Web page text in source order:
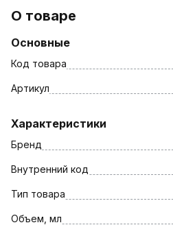
О товаре
Основные
Код товара
Артикул
Характеристики
Бренд
Внутренний код
Тип товара
Объем, мл